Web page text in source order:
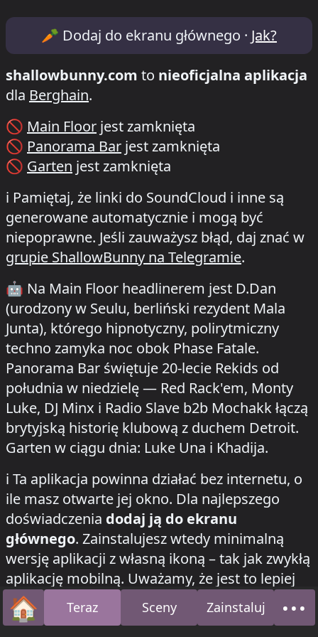
Lineup & Timetable for Klubnacht /
🥕 Dodaj do ekranu głównego · Jak?
shallowbunny.com to nieoficjalna aplikacja
dla Berghain.
🚫 Main Floor jest zamknięta
🚫 Panorama Bar jest zamknięta
🚫 Garten jest zamknięta
ℹ️ Pamiętaj, że linki do SoundCloud i inne są
generowane automatycznie i mogą być
niepoprawne. Jeśli zauważysz błąd, daj znać w
grupie ShallowBunny na Telegramie.
🤖 Na Main Floor headlinerem jest D.Dan
(urodzony w Seulu, berliński rezydent Mala
Junta), którego hipnotyczny, polirytmiczny
techno zamyka noc obok Phase Fatale.
Panorama Bar świętuje 20-lecie Rekids od
południa w niedzielę — Red Rack'em, Monty
Luke, DJ Minx i Radio Slave b2b Mochakk łączą
brytyjską historię klubową z duchem Detroit.
Garten w ciągu dnia: Luke Una i Khadija.
how to install this app on your phone
ℹ️ Ta aplikacja powinna działać bez internetu, o
ile masz otwarte jej okno. Dla najlepszego
doświadczenia dodaj ją do ekranu
głównego. Zainstalujesz wtedy minimalną
wersję aplikacji z własną ikoną – tak jak zwykłą
aplikację mobilną. Uważamy, że jest to lepiej
dostosowane do festiwalowego obciążenia
poznawczego i pomożeoszczędzić baterię
🏠Strona główna
Teraz Sceny Zainstaluj •••
O